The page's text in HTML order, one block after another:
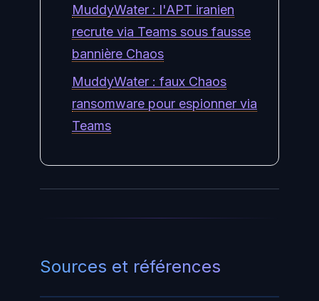
MuddyWater : l'APT iranien
recrute via Teams sous fausse
bannière Chaos
MuddyWater : faux Chaos
ransomware pour espionner via
Teams
Sources et références